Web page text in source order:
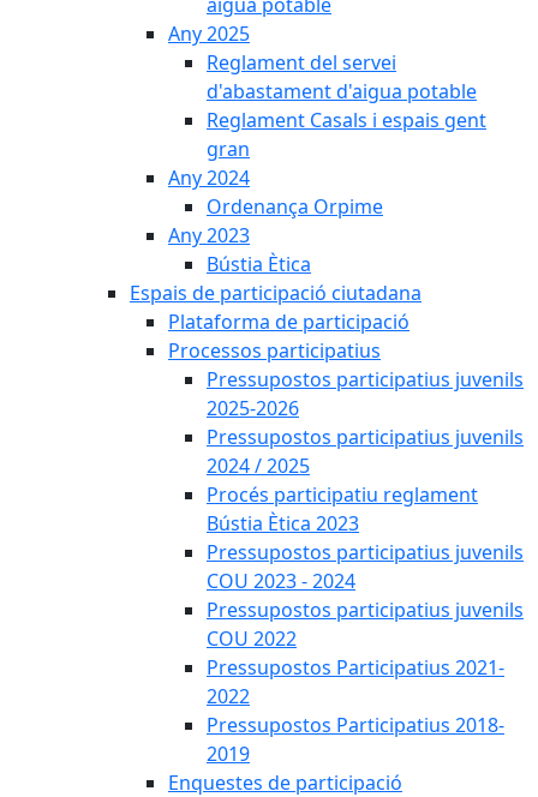
Any 2025
Reglament del servei
d'abastament d'aigua potable
Reglament Casals i espais gent
gran
Any 2024
Ordenança Orpime
Any 2023
Bústia Ètica
Espais de participació ciutadana
Plataforma de participació
Processos participatius
Pressupostos participatius juvenils
2025-2026
Pressupostos participatius juvenils
2024 / 2025
Procés participatiu reglament
Bústia Ètica 2023
Pressupostos participatius juvenils
COU 2023 - 2024
Pressupostos participatius juvenils
COU 2022
Pressupostos Participatius 2021-
2022
Pressupostos Participatius 2018-
2019
Enquestes de participació